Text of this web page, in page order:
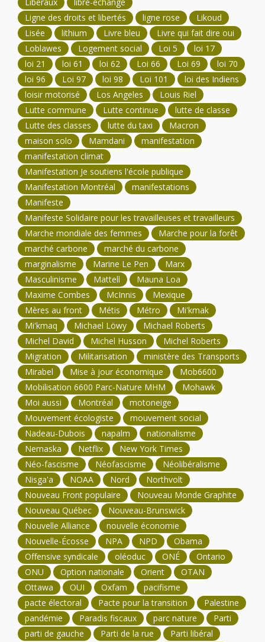
Ligne des droits et libertés
ligne rose
Likoud
Lisée
lithium Livre bleu
Livre qui fait dire oui
Loblawes
Logement social Loi 5
loi 17
loi 21
loi 61 loi 62 Loi 66 Loi 69
loi 70
loi 96
Loi 97 loi 98 Loi 101
loi des Indiens
loisir motorisé
Los Angeles
Louis Riel
Lutte commune
Lutte continue
lutte de classe
Lutte des classes
lutte du taxi
Macron
maison solo
Mamdani
manifestation
manifestation climat
Manifestation Je soutiens l'école publique
Manifestation Montréal
manifestations
Manifeste
Manifeste Solidaire pour les travailleuses et travailleurs
Marche mondiale des femmes
Marche pour la forêt
marché carbone
marché du carbone
marginalisme
Marine Le Pen
Marx
Masculinisme
Mattell
Mauna Loa
Maxime Combes
McInnis
Mexique
Mères au front
Métis Métro
Mi'kmak
Mi'kmaq
Michael Löwy
Michael Roberts
Michel David
Michel Husson
Michel Roberts
Migration
Militarisation
ministère des Transports
Mirabel
Mise à jour économique
Mob6600
Mobilisation 6600 Parc-Nature MHM
Mohawk
Moi aussi
Montréal
motoneige
Mouvement écologiste
mouvement social
Nadeau-Dubois
napalm
nationalisme
Nemaska
Netflix
New York Times
Néo-fascisme
Néofascisme
Néolibéralisme
Nisga'a
NOAA Nord
Northvolt
Nouveau Front populaire
Nouveau Monde Graphite
Nouveau Québec
Nouveau-Brunswick
Nouvelle Alliance
nouvelle économie
Nouvelle-Écosse
NPA NPD
Obama
Offensive syndicale
oléoduc ONÉ
Ontario
ONU
Option nationale Orient
OTAN
Ottawa
OUI Oxfam
pacifisme
pacte électoral
Pacte pour la transition
Palestine
pandémie
Paradis fiscaux parc nature
Parti
parti de gauche
Parti de la rue
Parti libéral